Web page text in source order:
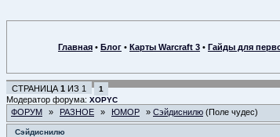
Главная • Блог • Карты Warcraft 3 • Гайды для
СТРАНИЦА 1 ИЗ 1 1
Модератор форума: XOPYC
ФОРУМ » РАЗНОЕ » ЮМОР » Сэйдиснилю (Поле чудес)
Сэйдиснилю